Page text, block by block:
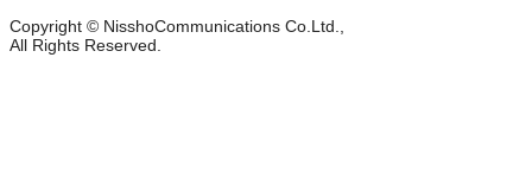
Copyright © NisshoCommunications Co.Ltd.,
All Rights Reserved.